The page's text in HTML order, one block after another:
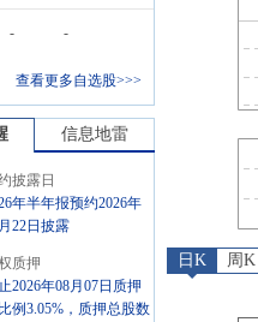
- -
查看更多自选股>>>
信息地雷
披露日
年半年报预约2026年
22日披露
质押
2026年08月07日质押
例3.05%，质押总股数
日K 周K